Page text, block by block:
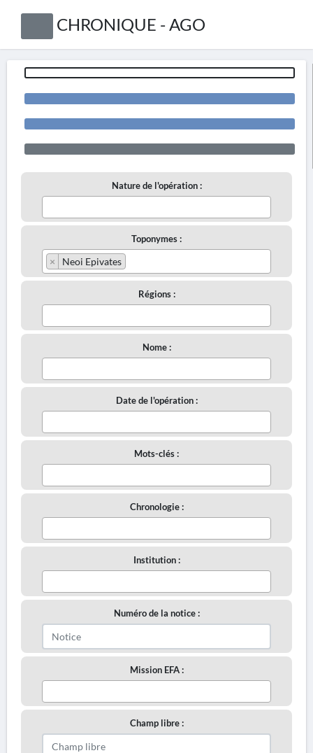
CHRONIQUE - AGO
Nature de l'opération :
Toponymes :
× Neoi Epivates
Régions :
Nome :
Date de l'opération :
Mots-clés :
Chronologie :
Institution :
Numéro de la notice :
Mission EFA :
Champ libre :